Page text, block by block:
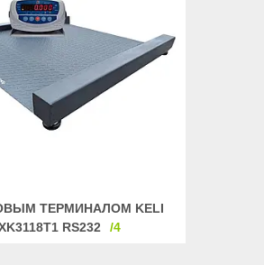
ТЕРМИНАЛОМ KELI
RS232
4